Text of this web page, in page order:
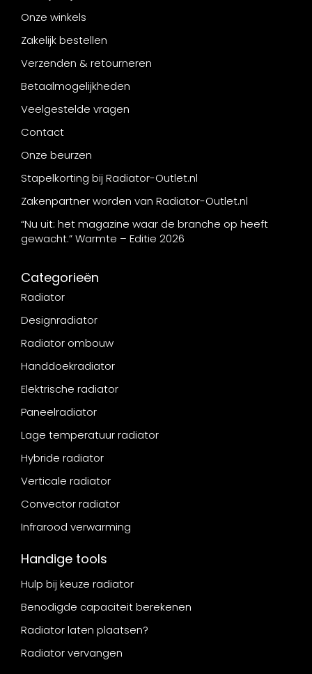
Onze winkels
Zakelijk bestellen
Verzenden & retourneren
Betaalmogelijkheden
Veelgestelde vragen
Contact
Onze beurzen
Stapelkorting bij Radiator-Outlet.nl
Zakenpartner worden van Radiator-Outlet.nl
“Nu uit: het magazine waar de branche op heeft
gewacht.” Warmte – Editie 2026
Categorieën
Radiator
Designradiator
Radiator ombouw
Handdoekradiator
Elektrische radiator
Paneelradiator
Lage temperatuur radiator
Hybride radiator
Verticale radiator
Convector radiator
Infrarood verwarming
Handige tools
Hulp bij keuze radiator
Benodigde capaciteit berekenen
Radiator laten plaatsen?
Radiator vervangen